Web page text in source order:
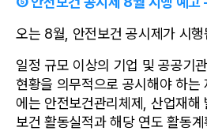
오는 8월, 안전보건 공시제가 시행
일정 규모 이상의 기업 및 공공기
현황을 의무적으로 공시해야 하는
에는 안전보건관리체제, 산업재해
보건 활동실적과 해당 연도 활동